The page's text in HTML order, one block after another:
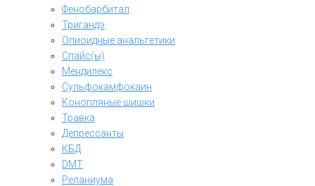
Фенобарбитал
Тригандэ
Опиоидные анальгетики
Спайс(ы)
Мендилекс
Сульфокамфокаин
Конопляные шишки
Травка
Депрессанты
КБД
DMT
Реланиума